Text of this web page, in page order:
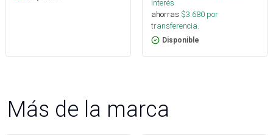
interés
ahorras $3.680 por
transferencia.
Disponible
Más de la marca